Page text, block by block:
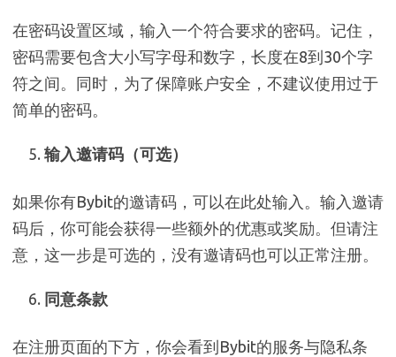
在密码设置区域，输入一个符合要求的密码。记住，
密码需要包含大小写字母和数字，长度在8到30个字
符之间。同时，为了保障账户安全，不建议使用过于
简单的密码。
输入邀请码（可选）
如果你有Bybit的邀请码，可以在此处输入。输入邀请
码后，你可能会获得一些额外的优惠或奖励。但请注
意，这一步是可选的，没有邀请码也可以正常注册。
同意条款
在注册页面的下方，你会看到Bybit的服务与隐私条